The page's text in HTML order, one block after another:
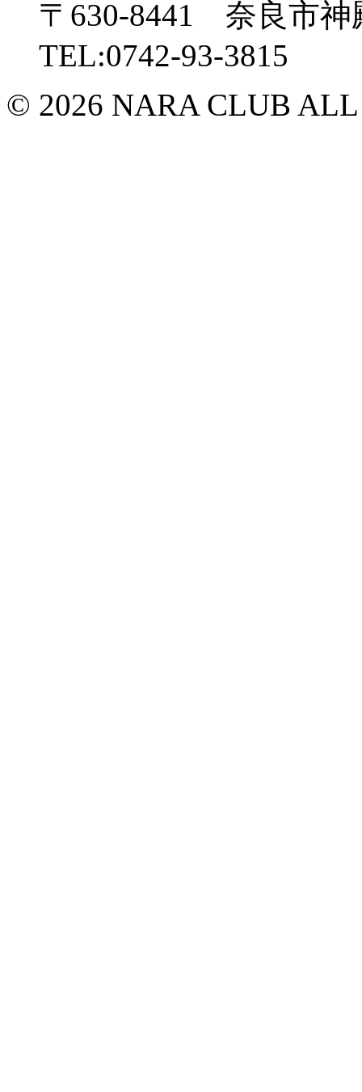
〒630-8441 奈良市
TEL:0742-93-3815
© 2026 NARA CLUB ALL